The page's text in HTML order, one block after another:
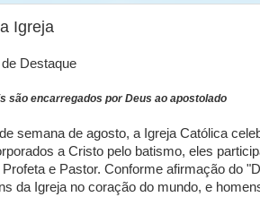
Igreja
são encarregados por Deus ao apostolado
semana de agosto, a Igreja Católica
a Cristo pelo batismo, eles
e Pastor. Conforme afirmação do
da Igreja no coração do mundo, e